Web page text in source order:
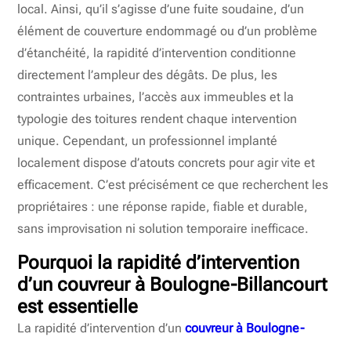
local. Ainsi, qu’il s’agisse d’une fuite soudaine, d’un
élément de couverture endommagé ou d’un problème
d’étanchéité, la rapidité d’intervention conditionne
directement l’ampleur des dégâts. De plus, les
contraintes urbaines, l’accès aux immeubles et la
typologie des toitures rendent chaque intervention
unique. Cependant, un professionnel implanté
localement dispose d’atouts concrets pour agir vite et
efficacement. C’est précisément ce que recherchent les
propriétaires : une réponse rapide, fiable et durable,
sans improvisation ni solution temporaire inefficace.
Pourquoi la rapidité d’intervention
d’un couvreur à Boulogne-Billancourt
est essentielle
La rapidité d’intervention d’uncouvreur à Boulogne-